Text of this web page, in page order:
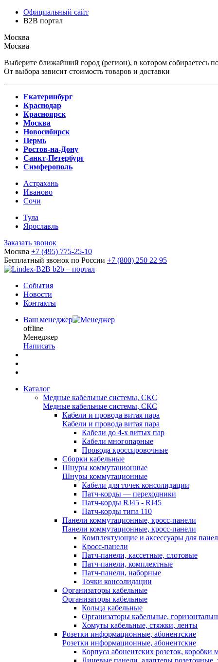
Официальный сайт
B2B портал
Москва
Москва
Выберите ближайший город (регион), в котором собираетесь
От выбора зависит стоимость товаров и доставки
Екатеринбург
Краснодар
Красноярск
Москва
Новосибирск
Пермь
Ростов-на-Дону
Санкт-Петербург
Симферополь
Астрахань
Иваново
Сочи
Тула
Ярославль
Заказать звонок
Москва +7 (495) 775-25-10
Бесплатный звонок по России +7 (800) 250 22 95
b2b – портал
События
Новости
Контакты
Ваш менеджер
offline
Менеджер
Написать
Каталог
Медные кабельные системы, СКС
Медные кабельные системы, СКС
Кабели и провода витая пара
Кабели и провода витая пара
Кабели до 4-х витых пар
Кабели многопарные
Провода кроссировочные
Сборки кабельные
Шнуры коммутационные
Шнуры коммутационные
Кабели для точек консолидации
Патч-корды — переходники
Патч-корды RJ45 - RJ45
Патч-корды типа 110
Панели коммутационные, кросс-панели
Панели коммутационные, кросс-панели
Комплектующие и аксессуары для
Кросс-панели
Патч-панели, кассетные, слотовые
Патч-панели, комплектные
Патч-панели, наборные
Точки консолидации
Организаторы кабельные
Организаторы кабельные
Кольца кабельные
Организаторы кабельные,
Хомуты кабельные, стяжки, ленты
Розетки информационные, абонентские
Розетки информационные, абонентские
Корпуса абонентских розеток, коробки
Лицевые панели, адаптеры розеточные,